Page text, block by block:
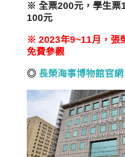
※ 全票200元，學生票
100元
※ 2023年9~11月，張
免費參觀
◎ 長榮海事博物館官網